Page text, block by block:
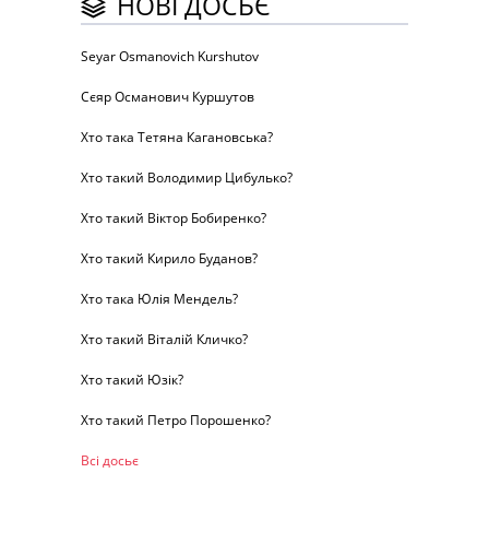
Seyar Osmanovich Kurshutov
Сєяр Османович Куршутов
Хто така Тетяна Кагановська?
Хто такий Володимир Цибулько?
Хто такий Віктор Бобиренко?
Хто такий Кирило Буданов?
Хто така Юлія Мендель?
Хто такий Віталій Кличко?
Хто такий Юзік?
Хто такий Петро Порошенко?
Всі досьє